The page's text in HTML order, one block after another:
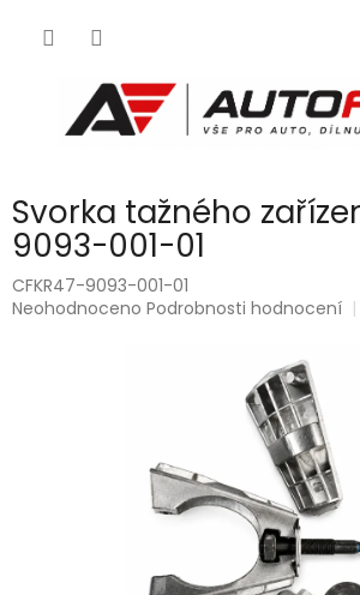
Svorka tažného
9093-001-01
CFKR47-9093-001-01
Průměrné
Neohodnoceno Podrobnosti hodnocení